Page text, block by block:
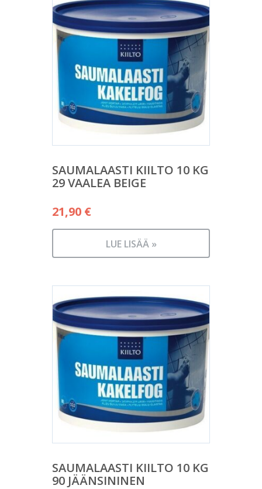
SAUMALAASTI KIILTO 10 KG
29 VAALEA BEIGE
21,90 €
LUE LISÄÄ »
SAUMALAASTI KIILTO 10 KG
90 JÄÄNSININEN